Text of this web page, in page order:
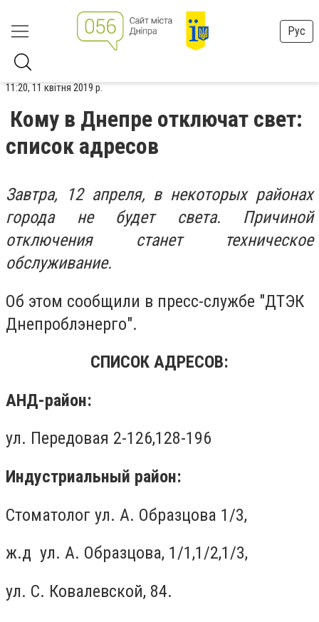
Рус
11:20, 11 квітня 2019 р.
Кому в Днепре отключат свет:
список адресов
Завтра, 12 апреля, в некоторых районах
города не будет света. Причиной
отключения станет техническое
обслуживание.
Об этом сообщили в пресс-службе "ДТЭК
Днепроблэнерго".
СПИСОК АДРЕСОВ:
АНД-район:
ул. Передовая 2-126,128-196
Индустриальный район:
Стоматолог ул. А. Образцова 1/3,
ж.д ул. А. Образцова, 1/1,1/2,1/3,
ул. С. Ковалевской, 84.